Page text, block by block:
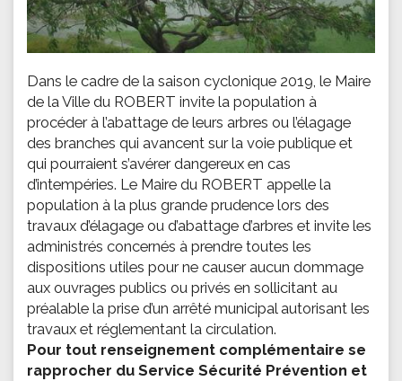
Dans le cadre de la saison cyclonique 2019, le Maire
de la Ville du ROBERT invite la population à
procéder à l’abattage de leurs arbres ou l’élagage
des branches qui avancent sur la voie publique et
qui pourraient s’avérer dangereux en cas
d’intempéries. Le Maire du ROBERT appelle la
population à la plus grande prudence lors des
travaux d’élagage ou d’abattage d’arbres et invite les
administrés concernés à prendre toutes les
dispositions utiles pour ne causer aucun dommage
aux ouvrages publics ou privés en sollicitant au
préalable la prise d’un arrêté municipal autorisant les
travaux et réglementant la circulation.
Pour tout renseignement complémentaire se
rapprocher du Service Sécurité Prévention et